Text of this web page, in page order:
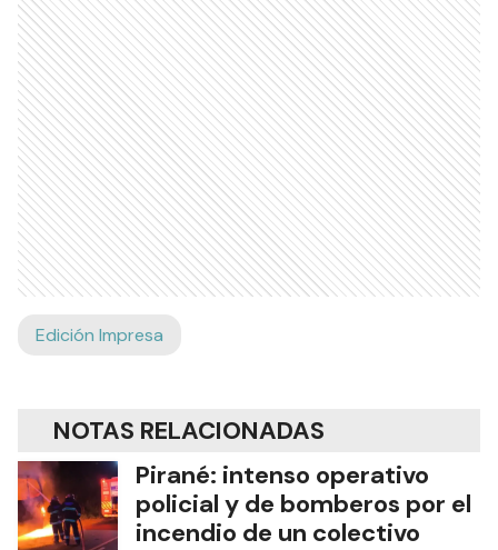
Edición Impresa
NOTAS RELACIONADAS
Pirané: intenso operativo
policial y de bomberos por el
incendio de un colectivo